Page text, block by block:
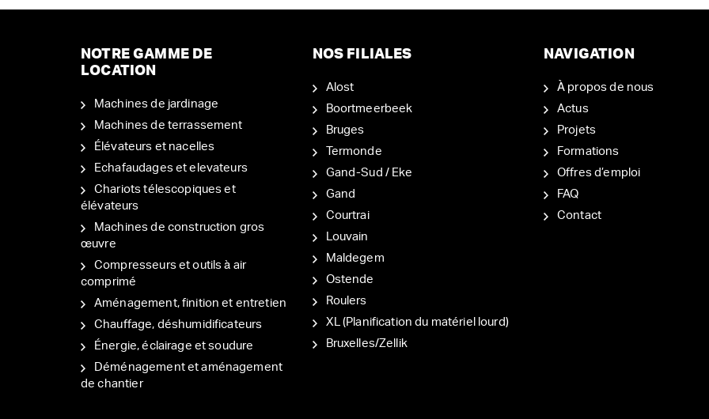
NOTRE GAMME DE
LOCATION
Machines de jardinage
Machines de terrassement
Élévateurs et nacelles
Echafaudages et elevateurs
Chariots télescopiques et
élévateurs
Machines de construction gros
œuvre
Compresseurs et outils à air
comprimé
Aménagement, finition et entretien
Chauffage, déshumidificateurs
Énergie, éclairage et soudure
Déménagement et aménagement
de chantier
NOS FILIALES
Alost
Boortmeerbeek
Bruges
Termonde
Gand-Sud / Eke
Gand
Courtrai
Louvain
Maldegem
Ostende
Roulers
XL (Planification du matériel lourd)
Bruxelles/Zellik
NAVIGATION
À propos de nous
Actus
Projets
Formations
Offres d’emploi
FAQ
Contact